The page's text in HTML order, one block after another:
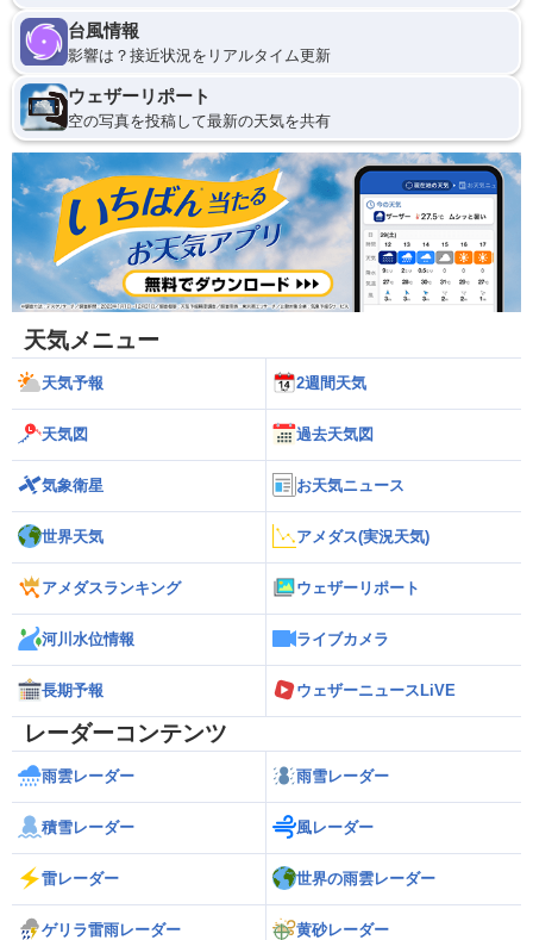
台風情報
影響は？接近状況をリアルタイム更新
ウェザーリポート
空の写真を投稿して最新の天気を共有
天気メニュー
天気予報 2週間天気
天気図 過去天気図
気象衛星 お天気ニュース
世界天気 アメダス(実況天気)
アメダスランキング ウェザーリポート
河川水位情報 ライブカメラ
長期予報 ウェザーニュースLiVE
レーダーコンテンツ
雨雲レーダー 雨雪レーダー
積雪レーダー 風レーダー
雷レーダー 世界の雨雲レーダー
ゲリラ雷雨レーダー 黄砂レーダー